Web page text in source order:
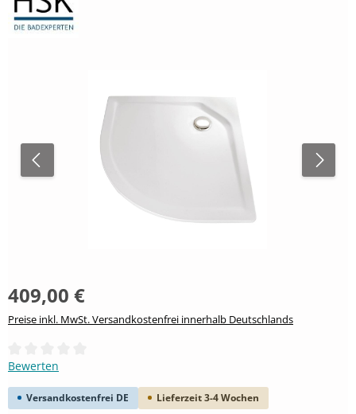
409,00 €
Preise inkl. MwSt. Versandkostenfrei innerhalb Deutschlands
Durchschnittliche Bewertung von 0 von 5 Sternen
Bewerten
Versandkostenfrei DE Lieferzeit 3-4 Wochen